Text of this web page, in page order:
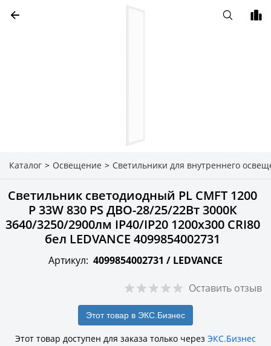
Каталог > Освещение > Светильники для внутреннего
Светильник светодиодный PL CMFT 1200
P 33W 830 PS ДВО-28/25/22Вт 3000К
3640/3250/2900лм IP40/IP20 1200х300 CRI80
бел LEDVANCE 4099854002731
Артикул: 4099854002731 / LEDVANCE
Оставить отзыв
Этот товар в ЭКС.Бизнес
Этот товар доступен для заказа только через ЭКС.Бизнес